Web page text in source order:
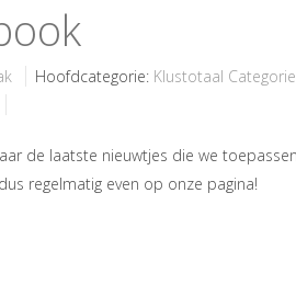
Hoofdcategorie: Klustotaal
de laatste nieuwtjes die we
regelmatig even op onze pagina!